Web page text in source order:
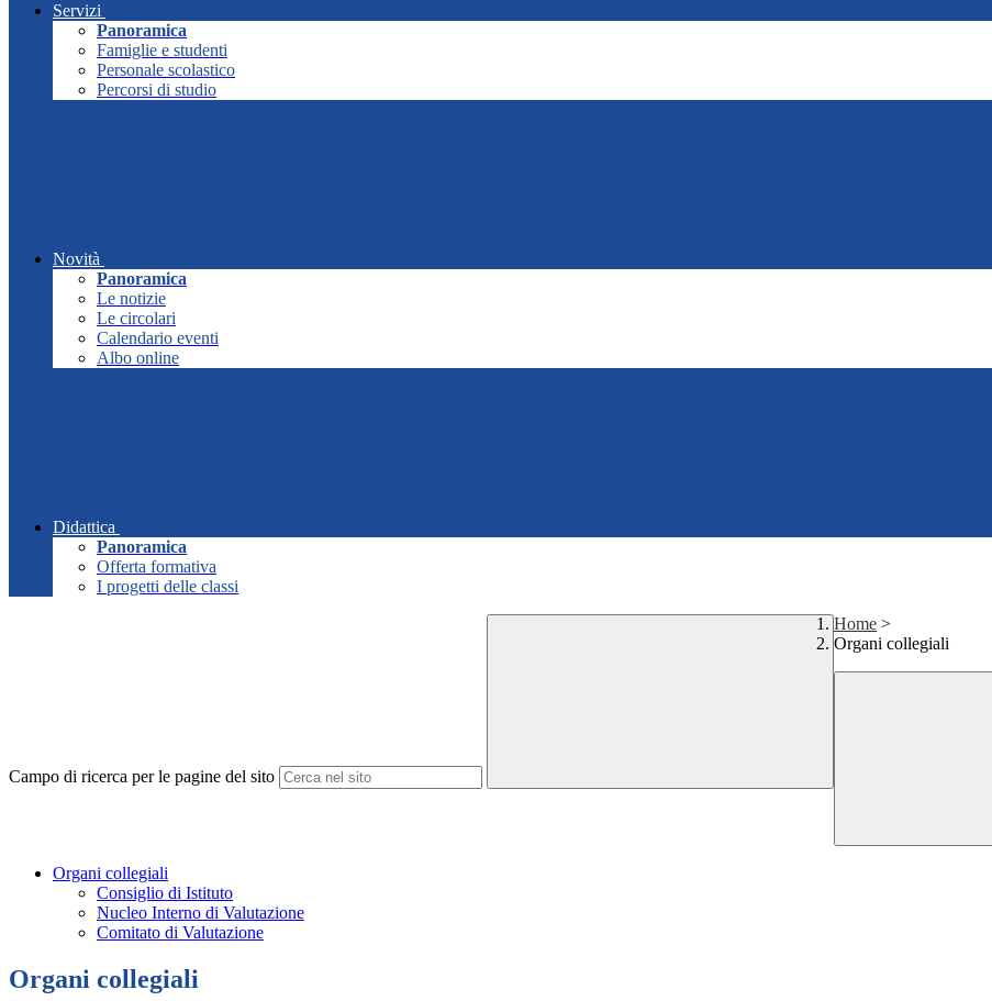
Servizi
Panoramica
Famiglie e studenti
Personale scolastico
Percorsi di studio
Novità
Panoramica
Le notizie
Le circolari
Calendario eventi
Albo online
Didattica
Panoramica
Offerta formativa
I progetti delle classi
Campo di ricerca per le pagine del sito
Home >
Organi collegiali
Organi collegiali
Consiglio di Istituto
Nucleo Interno di Valutazione
Comitato di Valutazione
Organi collegiali